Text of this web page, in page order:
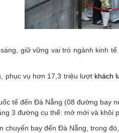
giữ vững vai trò ngành kinh
phục vụ hơn 17,3 triệu lượt khách
tế đến Đà Nẵng (08 đường bay
3 đường cụ thể: mở mới và khôi
chuyến bay đến Đà Nẵng, trong